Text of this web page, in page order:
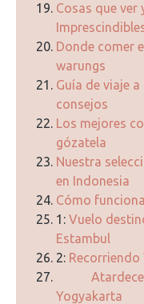
Cosas que ver
Donde comer
warungs
Guía de viaje
consejos
Los mejores
gózatela
Nuestra
en Indonesia
Cómo
1: Vuelo
Estambul
2: Recorriendo
Yogyakarta